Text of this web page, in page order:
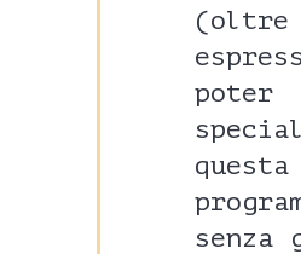
(oltre
poter
senza